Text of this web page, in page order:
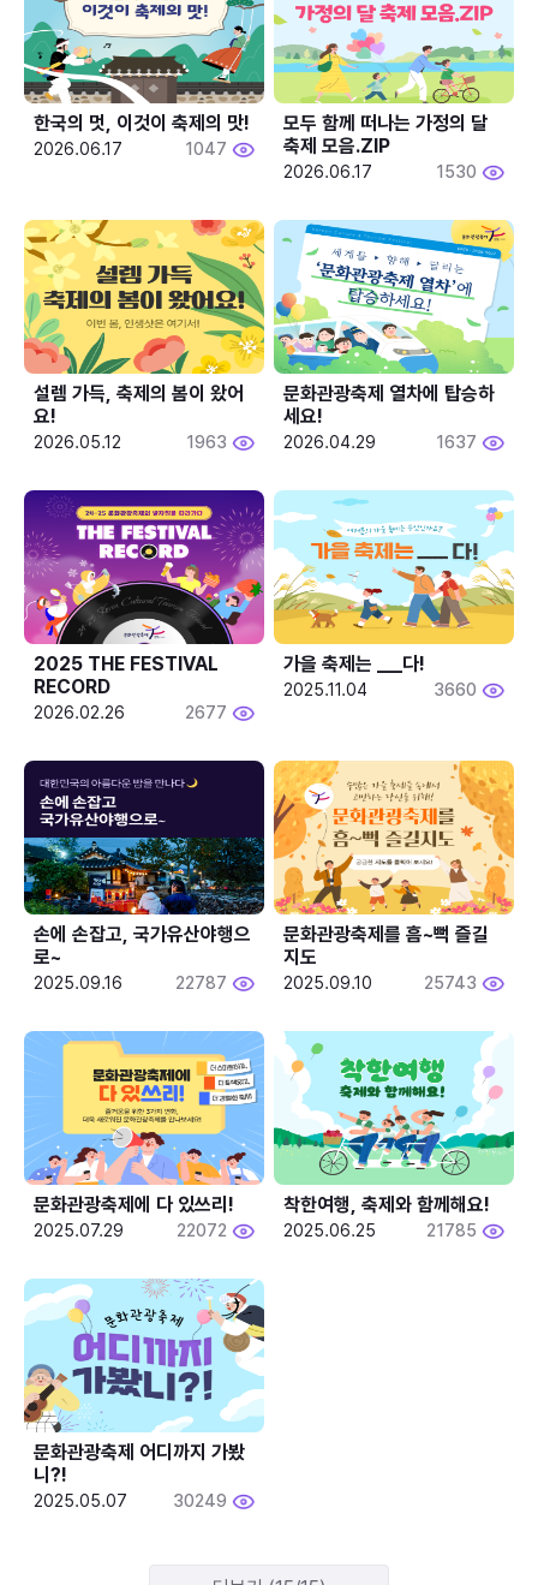
한국의 멋, 이것이 축제의 맛!
2026.06.17 1047
모두 함께 떠나는 가정의 달
축제 모음.ZIP
2026.06.17 1530
설렘 가득, 축제의 봄이 왔어
요!
2026.05.12 1963
문화관광축제 열차에 탑승하
세요!
2026.04.29 1637
2025 THE FESTIVAL
RECORD
2026.02.26 2677
2025.11.04 3660
손에 손잡고, 국가유산야행으
로~
2025.09.16 22787
문화관광축제를 흠~뻑 즐길
지도
2025.09.10 25743
문화관광축제에 다 있쓰리!
2025.07.29 22072
착한여행, 축제와 함께해요!
2025.06.25 21785
문화관광축제 어디까지 가봤
니?!
2025.05.07 30249